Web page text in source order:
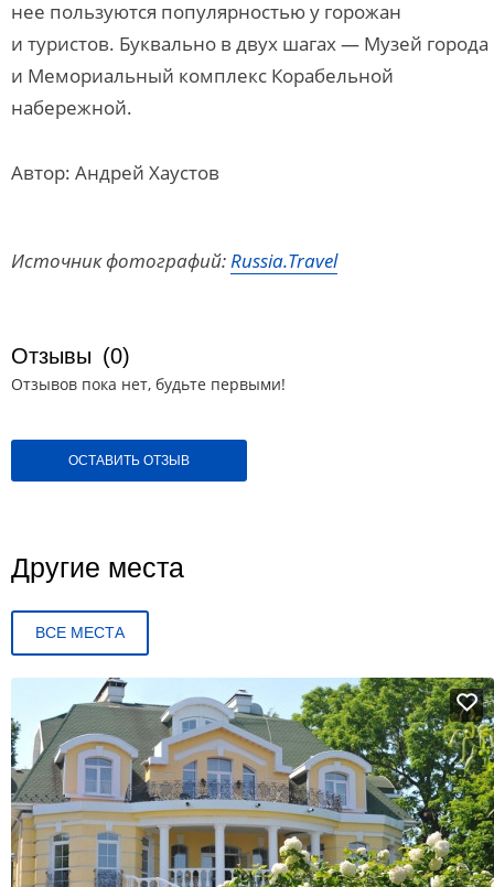
нее пользуются популярностью у горожан
и туристов. Буквально в двух шагах — Музей города
и Мемориальный комплекс Корабельной
набережной.
Автор: Андрей Хаустов
Источник фотографий:Russia.Travel
Отзывы (0)
Отзывов пока нет, будьте первыми!
ОСТАВИТЬ ОТЗЫВ
Другие места
ВСЕ МЕСТА